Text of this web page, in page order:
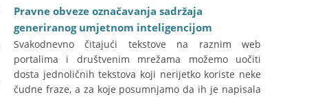
Pravne obveze označavanja sadržaja
generiranog umjetnom inteligencijom
Svakodnevno čitajući tekstove na raznim web
portalima i društvenim mrežama možemo uočiti
dosta jednoličnih tekstova koji nerijetko koriste neke
čudne fraze, a za koje posumnjamo da ih je napisala